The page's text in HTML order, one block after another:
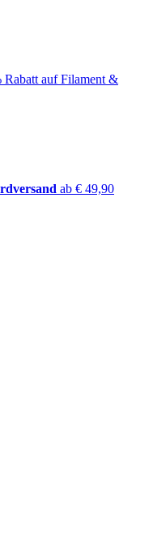
Rabatt auf Filament &
ab € 49,90